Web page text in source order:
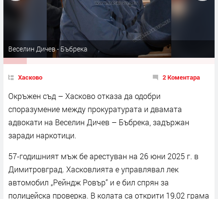
Веселин Дичев - Бъбрека
Хасково 2 Коментара
Окръжен съд – Хасково отказа да одобри
споразумение между прокуратурата и двамата
адвокати на Веселин Дичев – Бъбрека, задържан
заради наркотици.
57-годишният мъж бе арестуван на 26 юни 2025 г. в
Димитровград. Хасковлията е управлявал лек
автомобил „Рейндж Ровър“ и е бил спрян за
полицейска проверка. В колата са открити 19,02 грама